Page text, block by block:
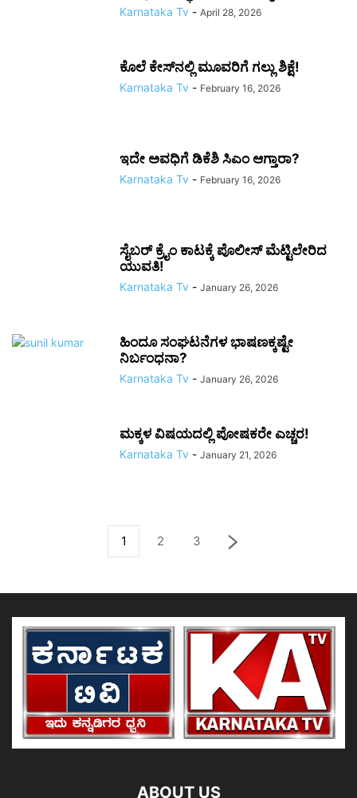
Karnataka Tv - April 28, 2026
ಕೊಲೆ ಕೇಸ್‌ನಲ್ಲಿ ಮೂವರಿಗೆ ಗಲ್ಲು ಶಿಕ್ಷೆ!
Karnataka Tv - February 16, 2026
ಇದೇ ಅವಧಿಗೆ ಡಿಕೆಶಿ ಸಿಎಂ ಆಗ್ತಾರಾ?
Karnataka Tv - February 16, 2026
ಸೈಬರ್ ಕ್ರೈಂ ಕಾಟಕ್ಕೆ ಪೊಲೀಸ್ ಮೆಟ್ಟಿಲೇರಿದ
ಯುವತಿ!
Karnataka Tv - January 26, 2026
ಹಿಂದೂ ಸಂಘಟನೆಗಳ ಭಾಷಣಕ್ಕಷ್ಟೇ
ನಿರ್ಬಂಧನಾ?
Karnataka Tv - January 26, 2026
ಮಕ್ಕಳ ವಿಷಯದಲ್ಲಿ ಪೋಷಕರೇ ಎಚ್ಚರ!
Karnataka Tv - January 21, 2026
1 2 3
ABOUT US